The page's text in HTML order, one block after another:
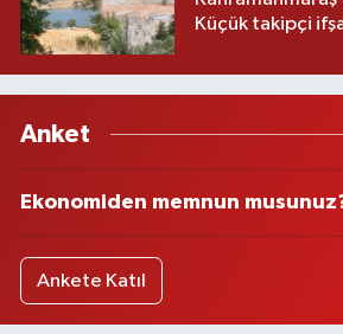
Küçük takipçi
Anket
Ekonomiden memnun
Ankete Katıl